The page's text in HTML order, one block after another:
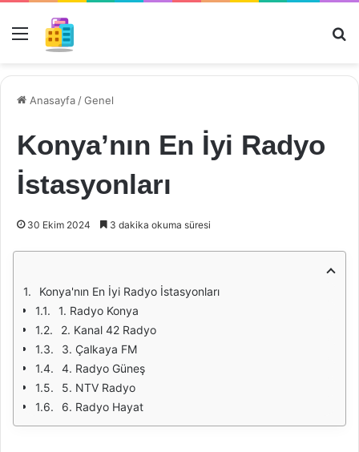
Menü
Anasayfa /Genel
Konya’nın En İyi Radyo
İstasyonları
30 Ekim 2024 3 dakika okuma süresi
Konya'nın En İyi Radyo İstasyonları
1. Radyo Konya
2. Kanal 42 Radyo
3. Çalkaya FM
4. Radyo Güneş
5. NTV Radyo
6. Radyo Hayat